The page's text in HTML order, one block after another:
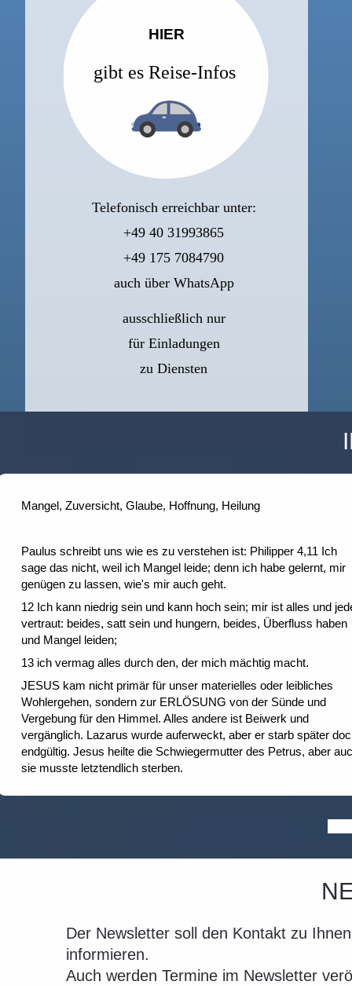
HIER
gibt es Reise-Infos
Telefonisch erreichbar unter:
+49 40 31993865‬
+49 175 7084790
auch über WhatsApp
Der Newsletter soll den Kontakt zu
informieren.
Auch werden Termine im Newsletter
Mangel, Zuversicht, Glaube, Hoffnung, Heilung
Paulus schreibt uns wie es zu verstehen ist: Philipper 4,11 Ich
sage das nicht, weil ich Mangel leide; denn ich habe gelernt, mir
genügen zu lassen, wie's mir auch geht.
12 Ich kann niedrig sein und kann hoch sein; mir ist alles und
vertraut: beides, satt sein und hungern, beides, Überfluss haben
und Mangel leiden;
13 ich vermag alles durch den, der mich mächtig macht.
JESUS kam nicht primär für unser materielles oder leibliches
Wohlergehen, sondern zur ERLÖSUNG von der Sünde und
Vergebung für den Himmel. Alles andere ist Beiwerk und
vergänglich. Lazarus wurde auferweckt, aber er starb später
endgültig. Jesus heilte die Schwiegermutter des Petrus, aber
sie musste letztendlich sterben.
ausschließlich nur
für Einladungen
zu Diensten